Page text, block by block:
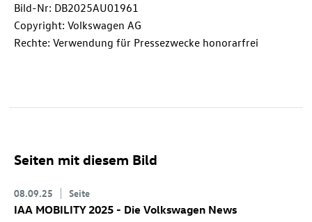
Bild-Nr: DB2025AU01961
Copyright: Volkswagen AG
Rechte: Verwendung für Pressezwecke honorarfrei
Seiten mit diesem Bild
08.09.25 Seite
IAA MOBILITY 2025 - Die Volkswagen News